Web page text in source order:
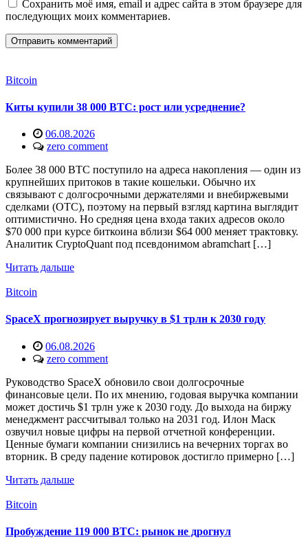
Сохранить моё имя, email и адрес сайта в этом браузере для
последующих моих комментариев.
Bitcoin
Киты купили 38 000 BTC: рост или усреднение?
06.08.2026
zero comment
Более 38 000 BTC поступило на адреса накопления — один из
крупнейших притоков в такие кошельки. Обычно их
связывают с долгосрочными держателями и внебиржевыми
сделками (OTC), поэтому на первый взгляд картина выглядит
оптимистично. Но средняя цена входа таких адресов около
$70 000 при курсе биткоина вблизи $64 000 меняет трактовку.
Аналитик CryptoQuant под псевдонимом abramchart […]
Читать дальше
Bitcoin
SpaceX прогнозирует выручку в $1 трлн к 2030 году
06.08.2026
zero comment
Руководство SpaceX обновило свои долгосрочные
финансовые цели. По их мнению, годовая выручка компании
может достичь $1 трлн уже к 2030 году. До выхода на биржу
менеджмент рассчитывал только на 2031 год. Илон Маск
озвучил новые цифры на первой отчетной конференции.
Ценные бумаги компании снизились на вечерних торгах во
вторник. В среду падение котировок достигло примерно […]
Читать дальше
Bitcoin
Пробуждение 119 000 BTC: рынок не дрогнул